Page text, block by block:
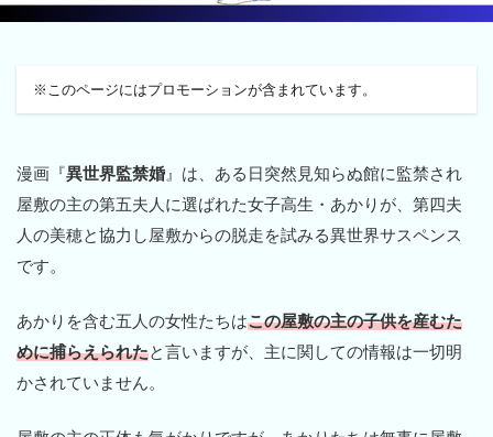
※このページにはプロモーションが含まれています。
漫画『異世界監禁婚 』は、ある日突然見知らぬ館に監禁され
屋敷の主の第五夫人に選ばれた女子高生・あかりが、第四夫
人の美穂と協力し屋敷からの脱走を試みる異世界サスペンス
です。
あかりを含む五人の女性たちはこの屋敷の主の子供を産むた
めに捕らえられたと言いますが、主に関しての情報は一切明
かされていません。